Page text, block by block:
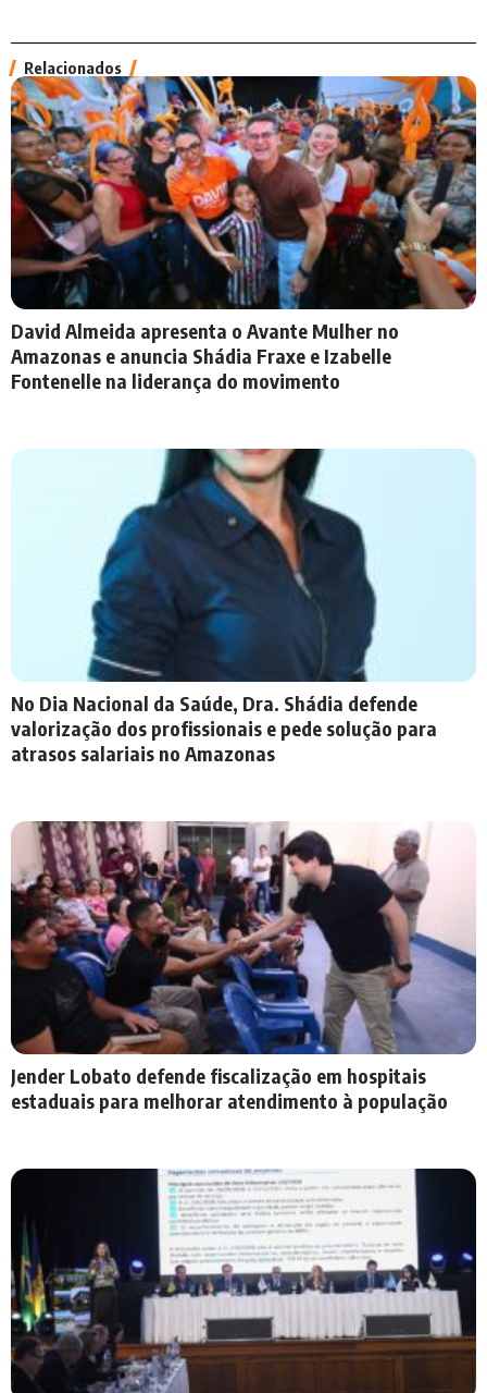
Relacionados
David Almeida apresenta o Avante Mulher no
Amazonas e anuncia Shádia Fraxe e Izabelle
Fontenelle na liderança do movimento
No Dia Nacional da Saúde, Dra. Shádia defende
valorização dos profissionais e pede solução para
atrasos salariais no Amazonas
Jender Lobato defende fiscalização em hospitais
estaduais para melhorar atendimento à população